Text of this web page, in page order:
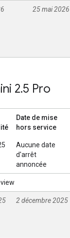
25 mai 2026
2.5 Pro
Date de mise
hors service
Aucune date
d'arrêt
annoncée
2 décembre 2025